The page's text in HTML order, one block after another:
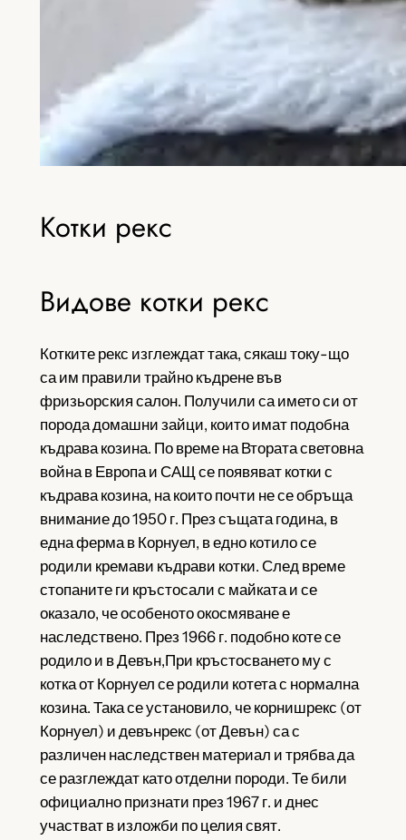
Котки рекс
Видове котки рекс
Котките рекс изглеждат така, сякаш току-що
са им правили трайно къдрене във
фризьорския салон. Получили са името си от
порода домашни зайци, които имат подобна
къдрава козина. По време на Втората световна
война в Европа и САЩ се появяват котки с
къдрава козина, на които почти не се обръща
внимание до 1950 г. През същата година, в
една ферма в Корнуел, в едно котило се
родили кремави къдрави котки. След време
стопаните ги кръстосали с майката и се
оказало, че особеното окосмяване е
наследствено. През 1966 г. подобно коте се
родило и в Девън,При кръстосването му с
котка от Корнуел се родили котета с нормална
козина. Така се установило, че корнишрекс (от
Корнуел) и девънрекс (от Девън) са с
различен наследствен материал и трябва да
се разглеждат като отделни породи. Те били
официално признати през 1967 г. и днес
участват в изложби по целия свят.